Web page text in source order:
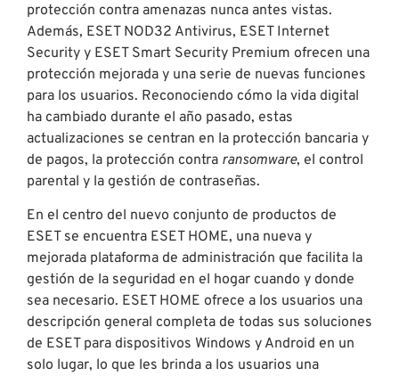
protección contra amenazas nunca antes vistas.
Además, ESET NOD32 Antivirus, ESET Internet
Security y ESET Smart Security Premium ofrecen una
protección mejorada y una serie de nuevas funciones
para los usuarios. Reconociendo cómo la vida digital
ha cambiado durante el año pasado, estas
actualizaciones se centran en la protección bancaria y
de pagos, la protección contra ransomware, el control
parental y la gestión de contraseñas.
En el centro del nuevo conjunto de productos de
ESET se encuentra ESET HOME, una nueva y
mejorada plataforma de administración que facilita la
gestión de la seguridad en el hogar cuando y donde
sea necesario. ESET HOME ofrece a los usuarios una
descripción general completa de todas sus soluciones
de ESET para dispositivos Windows y Android en un
solo lugar, lo que les brinda a los usuarios una